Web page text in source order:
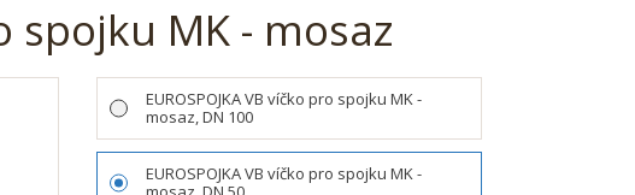
spojku MK - mosaz
EUROSPOJKA VB víčko pro spojku MK -
mosaz, DN 100
EUROSPOJKA VB víčko pro spojku MK -